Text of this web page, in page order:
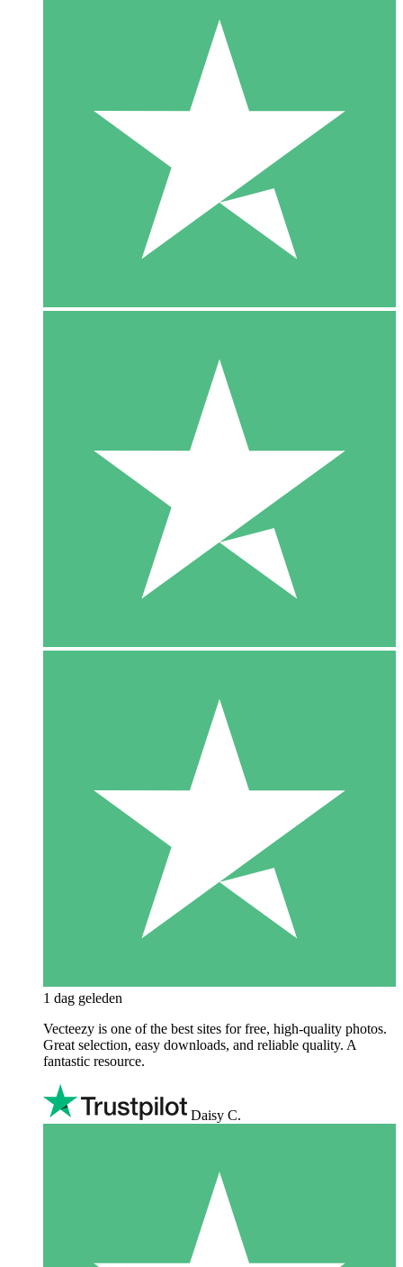
1 dag geleden
Vecteezy is one of the best sites for free, high‑quality photos.
Great selection, easy downloads, and reliable quality. A
fantastic resource.
Daisy C.